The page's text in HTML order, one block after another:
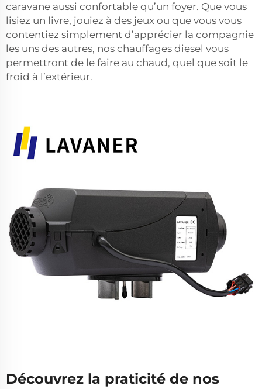
caravane aussi confortable qu’un foyer. Que vous
lisiez un livre, jouiez à des jeux ou que vous vous
contentiez simplement d’apprécier la compagnie
les uns des autres, nos chauffages diesel vous
permettront de le faire au chaud, quel que soit le
froid à l’extérieur.
Découvrez la praticité de nos